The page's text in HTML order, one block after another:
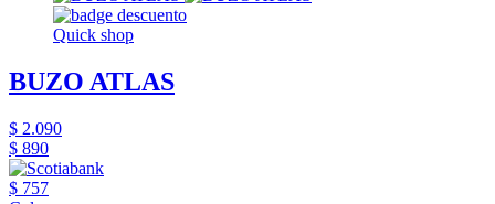
Quick shop
BUZO ATLAS
$ 2.090
$ 890
$ 757